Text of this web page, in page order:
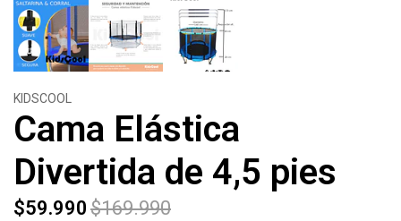
KIDSCOOL
Cama Elástica
Divertida de 4,5 pies
$59.990 $169.990